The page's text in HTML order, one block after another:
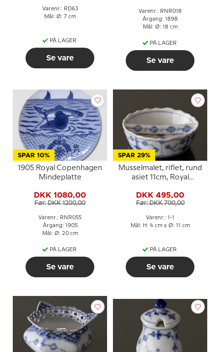
Varenr.: RD63
Mål: Ø: 7 cm
PÅ LAGER
Se vare
Varenr.: RNR018
Årgang: 1898
Mål: Ø: 18 cm
PÅ LAGER
Se vare
SPAR 10%
1905 Royal Copenhagen
Mindeplatte
DKK 1080,00
Før: DKK 1200,00
Varenr.: RNR055
Årgang: 1905
Mål: Ø: 20 cm
PÅ LAGER
Se vare
SPAR 29%
Musselmalet, riflet, rund
asiet 11cm, Royal
DKK 495,00
Før: DKK 700,00
Varenr.: 1-1
Mål: H: 4 cm x Ø: 11 cm
PÅ LAGER
Se vare